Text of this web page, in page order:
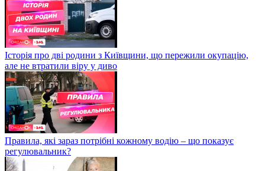
Історія про дві родини з Київщини, що пережили окупацію,
але не втратили віру у диво
Правила, які зараз потрібні кожному водію – що показує
регулювальник?